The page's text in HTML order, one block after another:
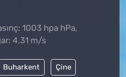
1003 hpa hPa,
4.31 m/s
Buharkent Çine